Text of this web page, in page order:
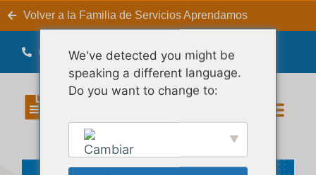
Volver a la Familia de Servicios Aprendamos
(575) 652-3448
We've detected you might be
speaking a different language.
Do you want to change to: